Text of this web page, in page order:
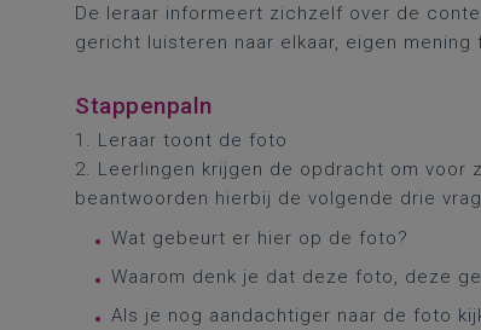
De leraar informeert zichzelf over de
gericht luisteren naar elkaar, eigen
Stappenpaln
1. Leraar toont de foto
2. Leerlingen krijgen de opdracht om
beantwoorden hierbij de volgende drie
Wat gebeurt er hier op de foto?
Waarom denk je dat deze foto, deze
Als je nog aandachtiger naar de foto